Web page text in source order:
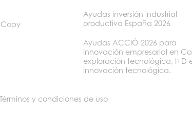
Términos y condiciones de uso
Ayudas inversión industrial
productiva España 2026
Ayudas ACCIÓ 2026 para
innovación empresarial en
exploración tecnológica, I+D
innovación tecnológica.